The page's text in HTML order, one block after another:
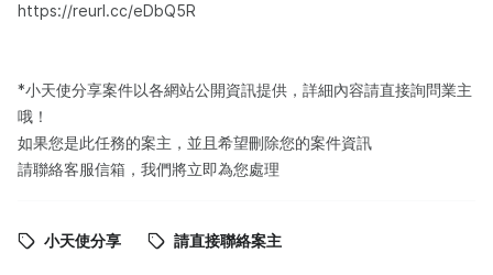
https://reurl.cc/eDbQ5R
*小天使分享案件以各網站公開資訊提供，詳細內容請直接詢問業主
哦！
如果您是此任務的案主，並且希望刪除您的案件資訊
請聯絡客服信箱，我們將立即為您處理
小天使分享 請直接聯絡案主